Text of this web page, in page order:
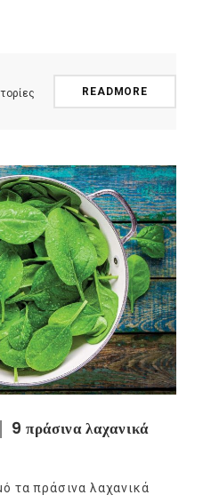
READMORE
9 πράσινα λαχανικά
τα πράσινα λαχανικά